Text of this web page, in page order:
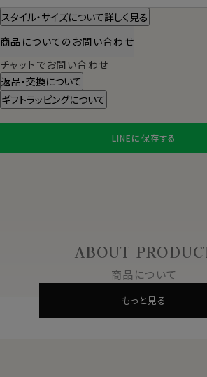
スタイル・サイズについて詳しく見る
商品についてのお問い合わせ
チャットでお問い合わせ
返品・交換について
ギフトラッピングについて
LINEに保存する
ABOUT
商品について
もっと見る